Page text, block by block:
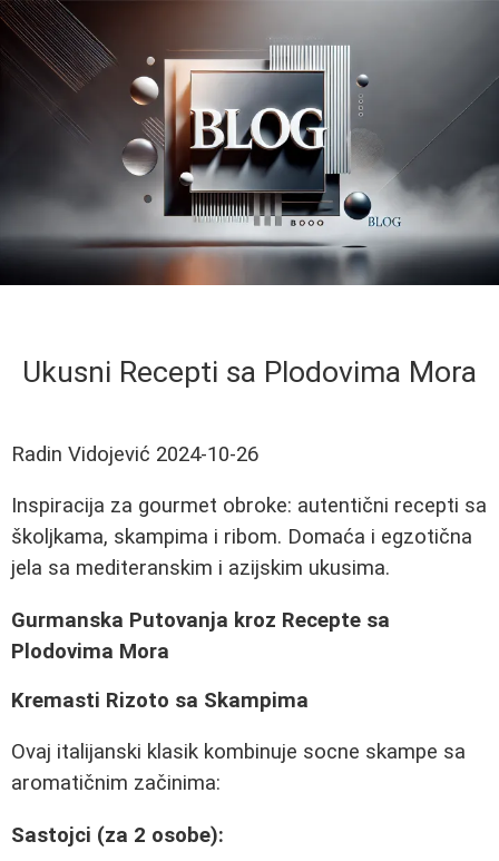
Ukusni Recepti sa Plodovima Mora
Radin Vidojević 2024-10-26
Inspiracija za gourmet obroke: autentični recepti sa
školjkama, skampima i ribom. Domaća i egzotična
jela sa mediteranskim i azijskim ukusima.
Gurmanska Putovanja kroz Recepte sa
Plodovima Mora
Kremasti Rizoto sa Skampima
Ovaj italijanski klasik kombinuje socne skampe sa
aromatičnim začinima:
Sastojci (za 2 osobe):